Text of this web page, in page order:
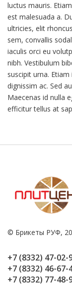
luctus mauris.
est malesuada a.
ultricies, elit
sem, convallis
iaculis orci eu
nibh. Vestibulum
suscipit urna.
dignissim ac. Sed
Maecenas id nulla
efficitur tellus at
© Брикеты РУФ,
+7 (8332) 47-02-
+7 (8332) 46-67-
+7 (8332) 77-48-